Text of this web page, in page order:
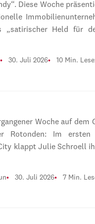
Diese Woche
„satirischer Held für
30. Juli 2026 10 Min.
Woche auf dem
Rotonden: Im
klappt Julie Schroell
30. Juli 2026 7 Min.